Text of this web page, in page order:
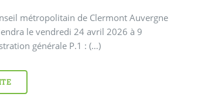
métropolitain de Clermont Auvergne
le vendredi 24 avril 2026 à 9
générale P.1 : (…)